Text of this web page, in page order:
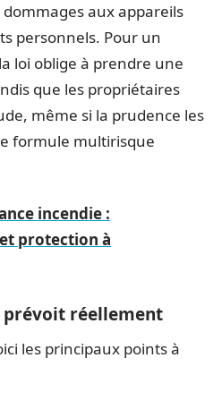
aux appareils
personnels. Pour un
loi oblige à prendre une
que les propriétaires
même si la prudence les
formule multirisque
incendie :
protection à
prévoit réellement
les principaux points à